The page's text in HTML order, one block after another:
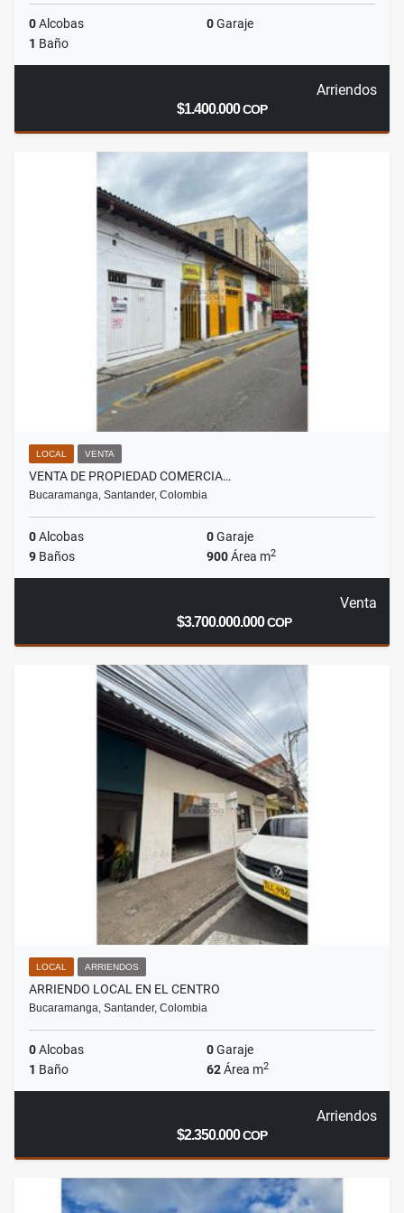
0Alcobas 0Garaje
1 Baño
Arriendos
$1.400.000COP
LOCAL VENTA
VENTA DE PROPIEDAD COMERCIA…
Bucaramanga, Santander, Colombia
0Alcobas 0Garaje
9 Baños 900Área m2
Venta
$3.700.000.000COP
LOCAL ARRIENDOS
ARRIENDO LOCAL EN EL CENTRO
Bucaramanga, Santander, Colombia
0Alcobas 0Garaje
1 Baño 62Área m2
Arriendos
$2.350.000COP